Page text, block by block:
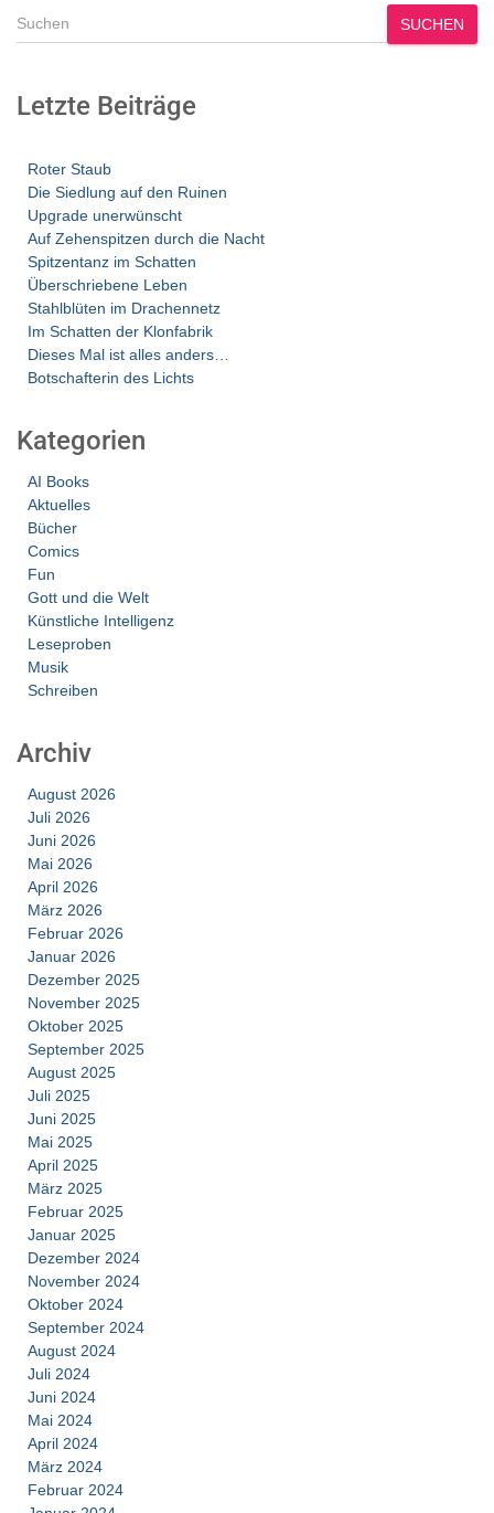
SUCHEN
Letzte Beiträge
Roter Staub
Die Siedlung auf den Ruinen
Upgrade unerwünscht
Auf Zehenspitzen durch die Nacht
Spitzentanz im Schatten
Überschriebene Leben
Stahlblüten im Drachennetz
Im Schatten der Klonfabrik
Dieses Mal ist alles anders…
Botschafterin des Lichts
Kategorien
AI Books
Aktuelles
Bücher
Comics
Fun
Gott und die Welt
Künstliche Intelligenz
Leseproben
Musik
Schreiben
Archiv
August 2026
Juli 2026
Juni 2026
Mai 2026
April 2026
März 2026
Februar 2026
Januar 2026
Dezember 2025
November 2025
Oktober 2025
September 2025
August 2025
Juli 2025
Juni 2025
Mai 2025
April 2025
März 2025
Februar 2025
Januar 2025
Dezember 2024
November 2024
Oktober 2024
September 2024
August 2024
Juli 2024
Juni 2024
Mai 2024
April 2024
März 2024
Februar 2024